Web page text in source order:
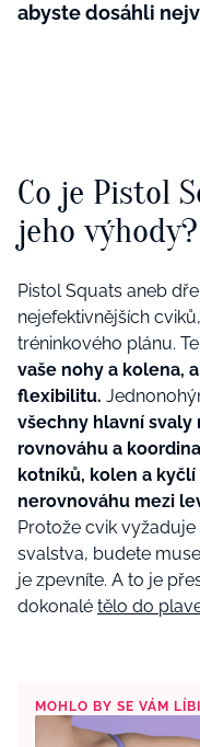
abyste dosáhli
Co je Pistol
jeho výhody?
Pistol Squats aneb
nejefektivnějších
tréninkového plánu.
vaše nohy a kolena,
flexibilitu.
všechny hlavní svaly
rovnováhu a
kotníků, kolen a
nerovnováhu mezi
Protože cvik
svalstva, budete
je zpevníte. A to je
dokonalé tělo do
MOHLO BY SE VÁM